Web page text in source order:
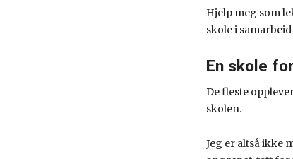
Hjelp meg som
skole i
En skole
De fleste
skolen.
Jeg er altså ikke